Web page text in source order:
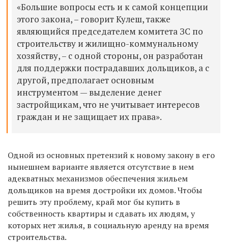
«Большие вопросы есть и к самой концепции
этого закона, – говорит Кулеш, также
являющийся председателем комитета ЗС по
строительству и жилищно-коммунальному
хозяйству, – с одной стороны, он разработан
для поддержки пострадавших дольщиков, а с
другой, предполагает основным
инструментом — выделение денег
застройщикам, что не учитывает интересов
граждан и не защищает их права».
Одной из основных претензий к новому закону в его
нынешнем варианте является отсутствие в нем
адекватных механизмов обеспечения жильем
дольщиков на время достройки их домов. Чтобы
решить эту проблему, край мог бы купить в
собственность квартиры и сдавать их людям, у
которых нет жилья, в социальную аренду на время
строительства.